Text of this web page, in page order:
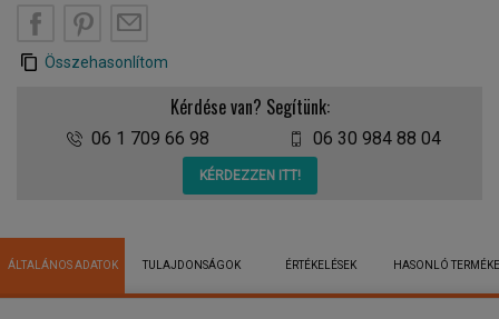
Összehasonlítom
Kérdése van? Segítünk:
06 1 709 66 98 06 30 984 88 04
KÉRDEZZEN ITT!
ÁLTALÁNOS ADATOK TULAJDONSÁGOK ÉRTÉKELÉSEK HASONLÓ